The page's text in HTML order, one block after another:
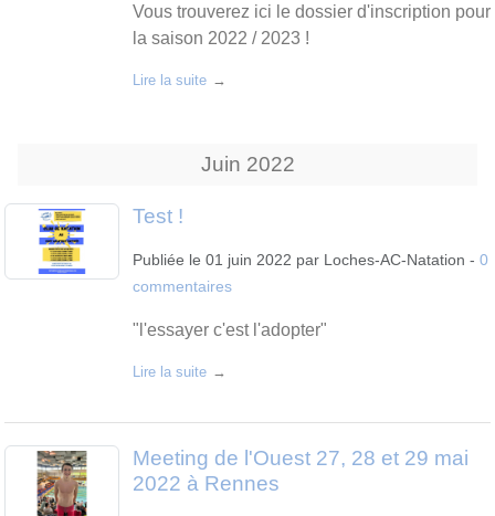
Vous trouverez ici le dossier d'inscription pour
la saison 2022 / 2023 !
Lire la suite
Juin 2022
Test !
Publiée le 01 juin 2022 par Loches-AC-Natation - 0
commentaires
"l'essayer c'est l'adopter"
Lire la suite
Meeting de l'Ouest 27, 28 et 29 mai
2022 à Rennes